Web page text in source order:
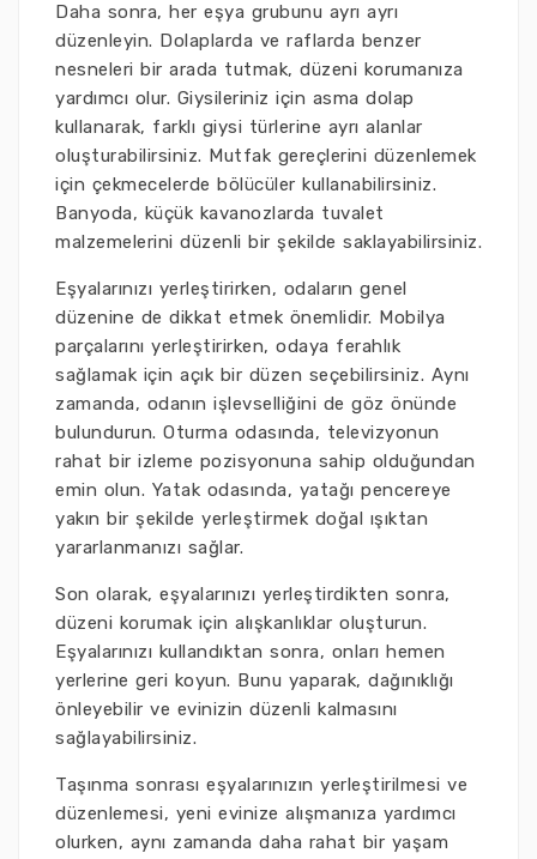
Daha sonra, her eşya grubunu ayrı ayrı
düzenleyin. Dolaplarda ve raflarda benzer
nesneleri bir arada tutmak, düzeni korumanıza
yardımcı olur. Giysileriniz için asma dolap
kullanarak, farklı giysi türlerine ayrı alanlar
oluşturabilirsiniz. Mutfak gereçlerini düzenlemek
için çekmecelerde bölücüler kullanabilirsiniz.
Banyoda, küçük kavanozlarda tuvalet
malzemelerini düzenli bir şekilde saklayabilirsiniz.
Eşyalarınızı yerleştirirken, odaların genel
düzenine de dikkat etmek önemlidir. Mobilya
parçalarını yerleştirirken, odaya ferahlık
sağlamak için açık bir düzen seçebilirsiniz. Aynı
zamanda, odanın işlevselliğini de göz önünde
bulundurun. Oturma odasında, televizyonun
rahat bir izleme pozisyonuna sahip olduğundan
emin olun. Yatak odasında, yatağı pencereye
yakın bir şekilde yerleştirmek doğal ışıktan
yararlanmanızı sağlar.
Son olarak, eşyalarınızı yerleştirdikten sonra,
düzeni korumak için alışkanlıklar oluşturun.
Eşyalarınızı kullandıktan sonra, onları hemen
yerlerine geri koyun. Bunu yaparak, dağınıklığı
önleyebilir ve evinizin düzenli kalmasını
sağlayabilirsiniz.
Taşınma sonrası eşyalarınızın yerleştirilmesi ve
düzenlemesi, yeni evinize alışmanıza yardımcı
olurken, aynı zamanda daha rahat bir yaşam